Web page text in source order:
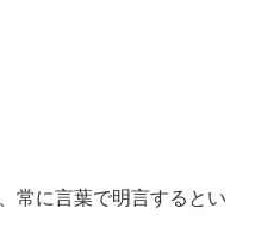
常に言葉で明言するとい